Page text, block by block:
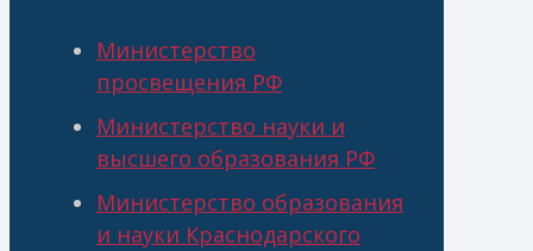
Министерство
просвещения РФ
Министерство науки и
высшего образования РФ
Министерство образования
и науки Краснодарского